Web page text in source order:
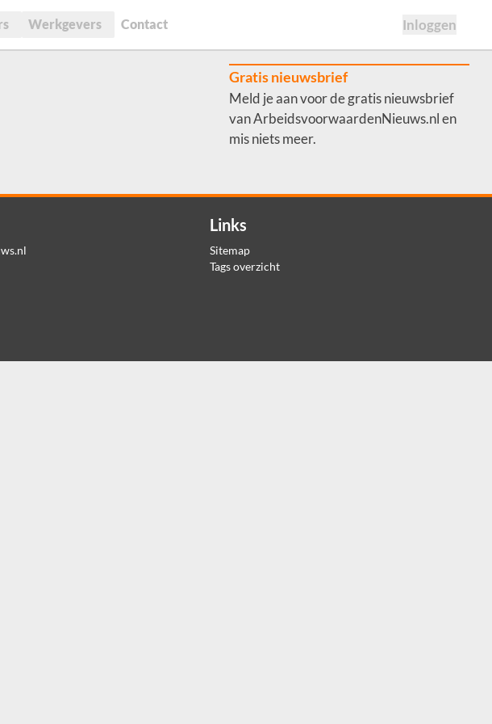
Werkgevers Contact Inloggen
Gratis nieuwsbrief
Meld je aan voor de gratis nieuwsbrief
van ArbeidsvoorwaardenNieuws.nl en
mis niets meer.
Links
Sitemap
Tags overzicht